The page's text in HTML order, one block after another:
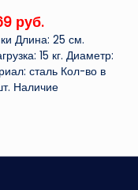
руб.
Длина: 25 см.
15 кг. Диаметр:
сталь Кол-во в
Наличие